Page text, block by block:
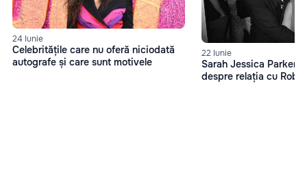
24 Iunie
Celebritățile care nu oferă niciodată
autografe și care sunt motivele
22 Iunie
Sarah Jessica Parker,
despre relația cu